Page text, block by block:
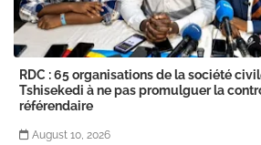
RDC : 65 organisations de la société
Tshisekedi à ne pas promulguer la
référendaire
August 10, 2026